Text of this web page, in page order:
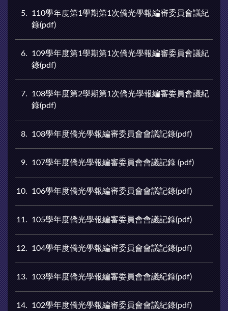
5
110學年度第1學期第1次僑光學報編審委員會議紀
錄(pdf)
6
109學年度第1學期第1次僑光學報編審委員會議紀
錄(pdf)
7
108學年度第2學期第1次僑光學報編審委員會議紀
錄(pdf)
8 108學年度僑光學報編審委員會會議記錄(pdf)
9 107學年度僑光學報編審委員會會議記錄 (pdf)
10 106學年度僑光學報編審委員會會議記錄(pdf)
11 105學年度僑光學報編審委員會會議記錄(pdf)
12 104學年度僑光學報編審委員會會議記錄(pdf)
13 103學年度僑光學報編審委員會會議紀錄(pdf)
14 102學年度僑光學報編審委員會會議紀錄(pdf)